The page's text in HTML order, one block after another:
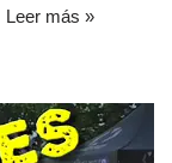
Leer más »